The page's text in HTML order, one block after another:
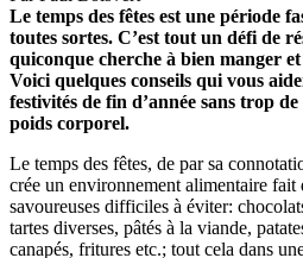
Le temps des fêtes est une période
toutes sortes. C’est tout un défi de
quiconque cherche à bien manger
Voici quelques conseils qui vous
festivités de fin d’année sans trop
poids corporel.
Le temps des fêtes, de par sa
crée un environnement alimentaire fait
savoureuses difficiles à éviter:
tartes diverses, pâtés à la viande,
canapés, fritures etc.; tout cela dans